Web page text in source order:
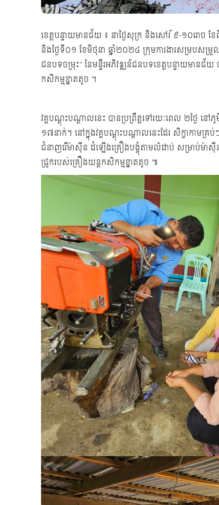
ខេត្តបន្ទាយមានជ័យ ៖ នាថ្ងៃសុក្រ និងសៅរ៍ ៩-១០រោច
និងថ្ងៃទី០១ ខែមិថុនា ឆ្នាំ២០២៤ ក្រុមការងារសម្របស
ជនបទចម្រុះ” នៃមន្ទីរអភិវឌ្ឍន៍ជនបទខេត្តបន្ទាយមាន
កសិកម្មខ្នាតតូច ។
វគ្គបណ្តុះបណ្តាលនេះ បានប្រព្រឹត្តទៅរយៈពេល ២ថ្ងៃ
១៧នាក់។ នៅក្នុងវគ្គបណ្តុះបណ្តាលនេះដែរ សិក្ខាកាមគ្
ជំនាញរើម៉ាស៊ីន ដំឡើងគ្រឿងបង្គុំតាមលំដាប់ សម្រាប់ម៉ា
ជ្រូករបស់គ្រឿងយន្តកសិកម្មខ្នាតតូច ៕